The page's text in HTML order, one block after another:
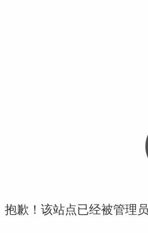
抱歉！该站点已经被管理